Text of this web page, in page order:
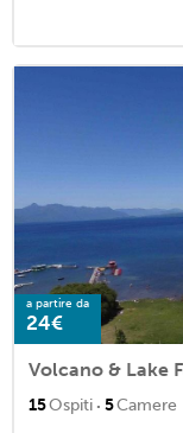
a partire da
24€
Volcano & Lake
15Ospiti · 5Camere